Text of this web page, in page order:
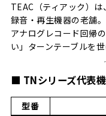
TEAC（ティアック）
録音・再生機器の老舗。
アナログレコード回帰
い」ターンテーブルを
■ TNシリーズ代表機
型番